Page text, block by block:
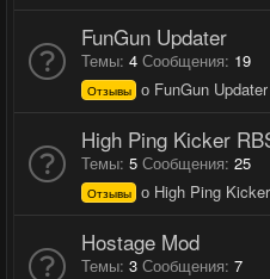
FunGun Updater
Темы 4 Сообщения 19
Отзывы о FunGun Updater
High Ping Kicker
Темы 5 Сообщения 25
Отзывы о High Ping
Hostage Mod
Темы 3 Сообщения 7